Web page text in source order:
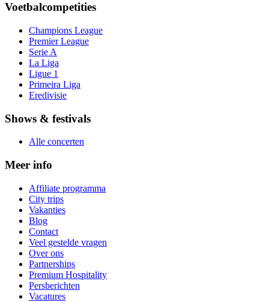
Voetbalcompetities
Champions League
Premier League
Serie A
La Liga
Ligue 1
Primeira Liga
Eredivisie
Shows & festivals
Alle concerten
Meer info
Affiliate programma
City trips
Vakanties
Blog
Contact
Veel gestelde vragen
Over ons
Partnerships
Premium Hospitality
Persberichten
Vacatures